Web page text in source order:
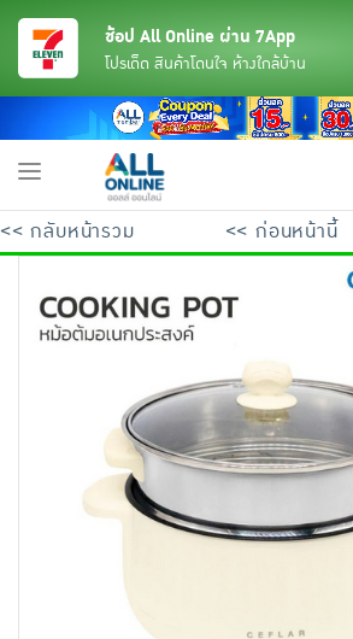
เครื่องดื่มและผงชงดื่ม
ขนมขบเคี้ยว และช็อคโกแลต
พระเครื่อง test pop
ช้อป All Online ผ่าน 7App
โปรเด็ด สินค้าโดนใจ ห้างใกล้บ้าน
Toggle
<< กลับหน้ารวม << ก่อนหน้านี้